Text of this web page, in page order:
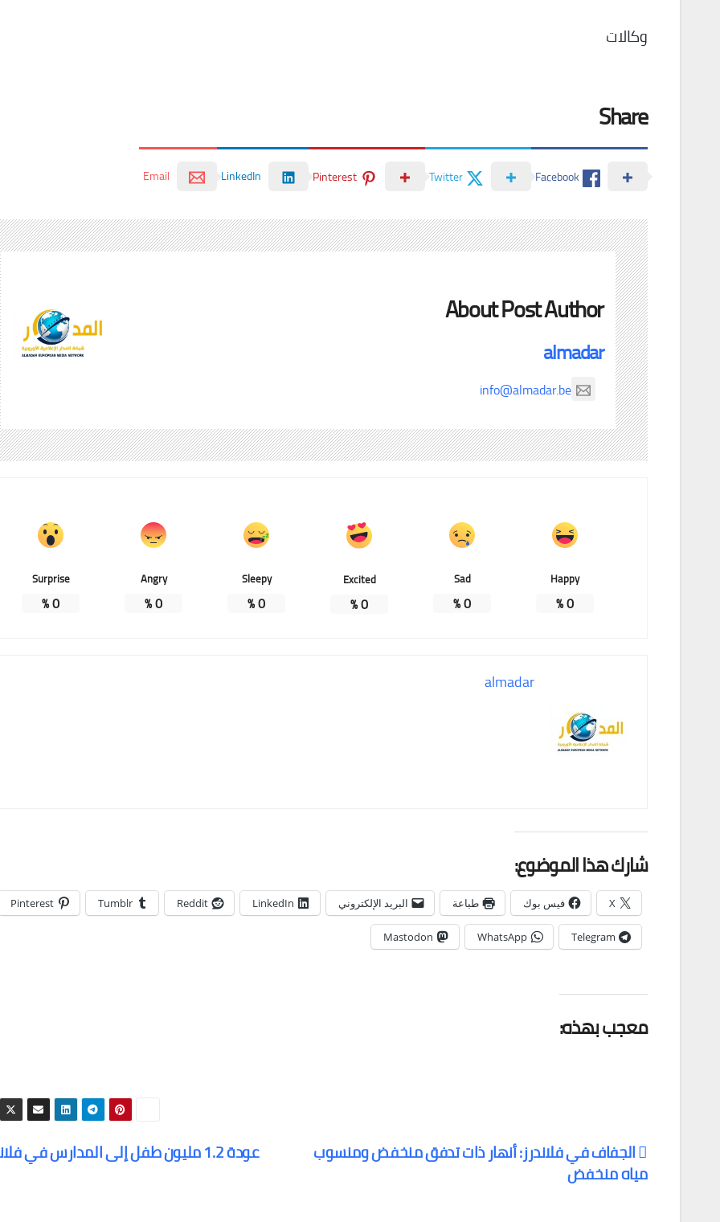
وكالات
Share
Facebook
Twitter
Pinterest
LinkedIn
Email
About Post Author
almadar
info@almadar.be
Happy
0
%
Sad
0
%
Excited
0
%
Sleepy
0
%
Angry
0
%
Surprise
0
%
almadar
شارك هذا الموضوع:
X فيس بوك طباعة البريد الإلكتروني LinkedIn
Reddit
Tumblr
Pinterest
Telegram
WhatsApp
Mastodon
معجب بهذه:
تصفّح
عودة 1.2 مليون طفل إلى المدارس في فلاندرز الجفاف في فلاندرز: أنهار ذات تدفق منخفض ومنسوب
مياه منخفض